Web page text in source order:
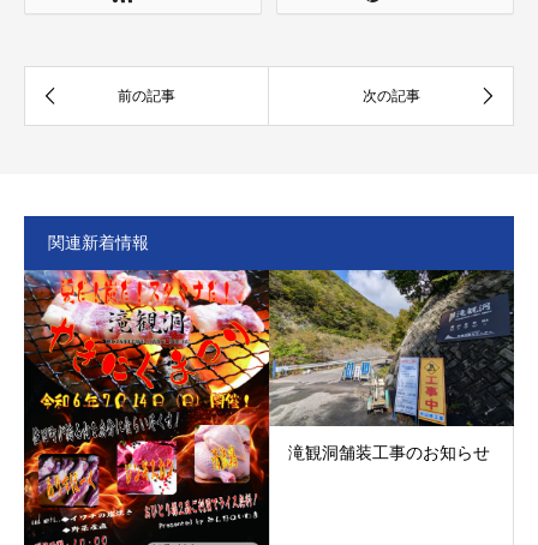
関連新着情報
滝観洞舗装工事のお知らせ